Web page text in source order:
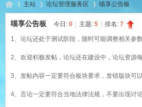
主站 论坛管理服务区 喵享公告板
喵享公告板 今日: 0 主题: 5 排名: 7
1、论坛还处于测试阶段，随时可能调整相关参
2、欢迎积极发帖，论坛还在建设中，论坛资源每
3、发帖内容一定要符合板块要求，发错版块可
4、言论一定要符合当地法律法规，不要出现讨